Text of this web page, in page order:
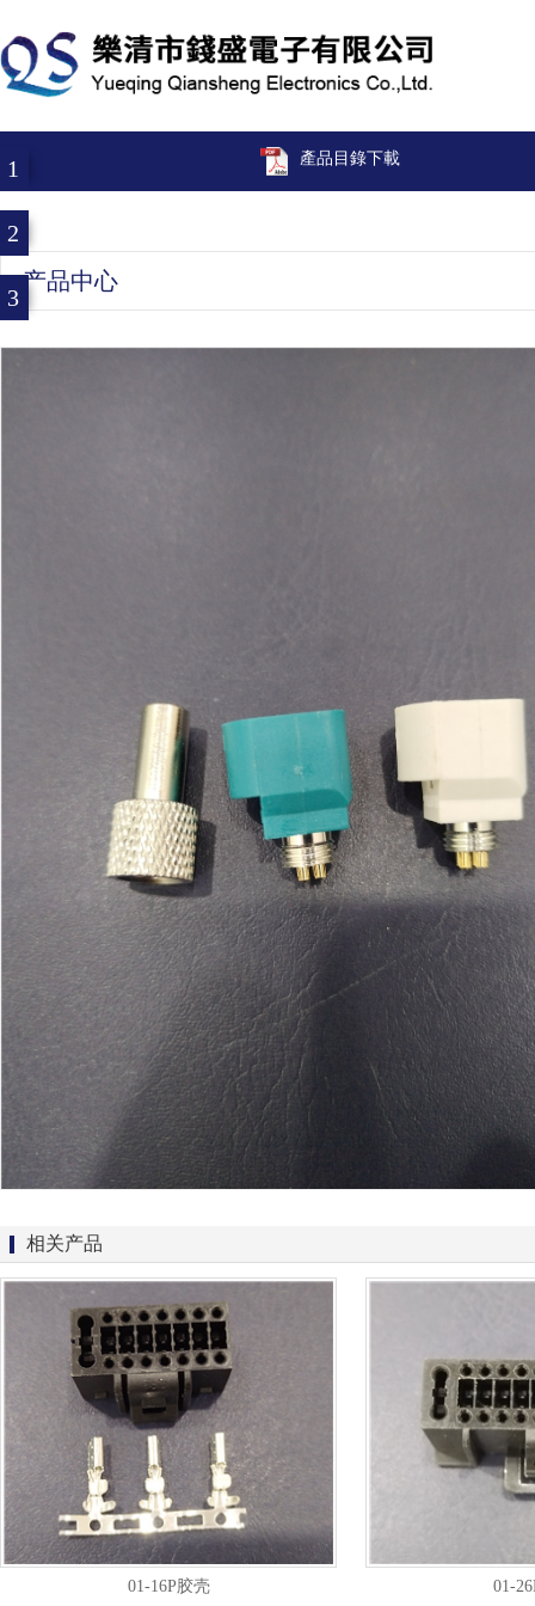
1
2
3
產品目錄下載
产品中心
相关产品
01-16P胶壳 01-